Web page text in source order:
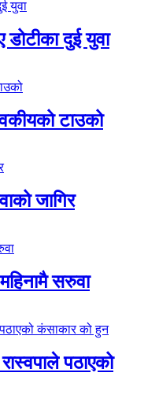
दुई युवा
टाउको
जागिर
सरुवा
पठाएको